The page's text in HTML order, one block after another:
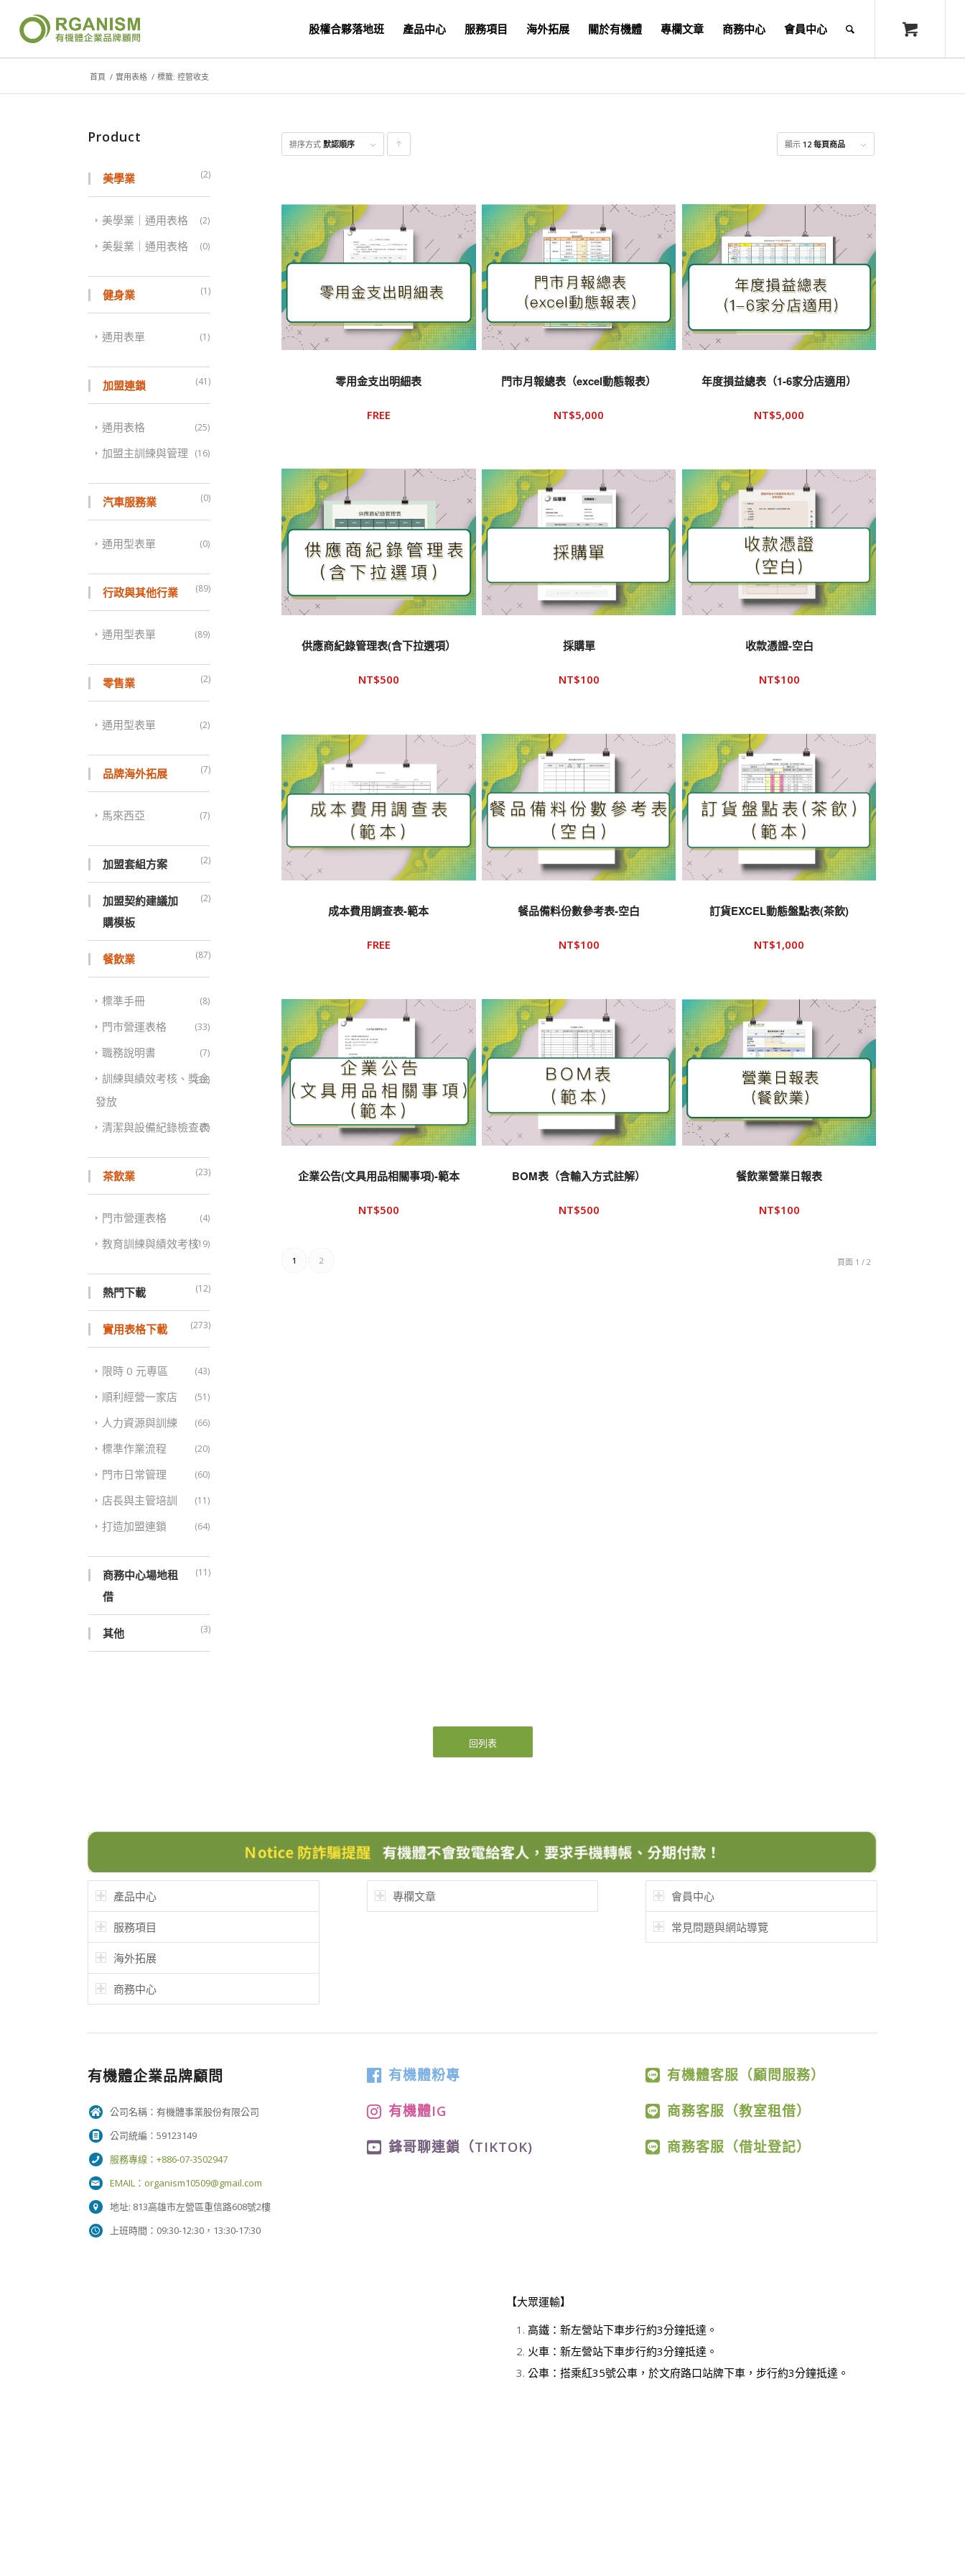
股權合夥落地班 產品中心 服務項目 海外拓展 關於有機體 專欄文章 商務中心 會員中心
首頁 / 實用表格 / 標籤: 控管收支
排序方式 默認順序 顯示 12 每頁商品
零用金支出明細表
FREE
門市月報總表（excel動態報表）
NT$5,000
年度損益總表（1-6家分店適用）
NT$5,000
供應商紀錄管理表(含下拉選項）
NT$500
採購單
NT$100
收款憑證-空白
NT$100
成本費用調查表-範本
FREE
餐品備料份數參考表-空白
NT$100
訂貨EXCEL動態盤點表(茶飲)
NT$1,000
企業公告(文具用品相關事項)-範本
NT$500
BOM表（含輸入方式註解）
NT$500
餐飲業營業日報表
NT$100
頁面 1 / 2
1 2
Product
美學業 (2)
美學業｜通用表格 (2)
美髮業｜通用表格 (0)
健身業 (1)
通用表單 (1)
加盟連鎖 (41)
通用表格 (25)
加盟主訓練與管理 (16)
汽車服務業 (0)
通用型表單 (0)
行政與其他行業 (89)
通用型表單 (89)
零售業 (2)
通用型表單 (2)
品牌海外拓展 (7)
馬來西亞 (7)
加盟套組方案 (2)
加盟契約建議加
購模板
(2)
餐飲業 (87)
標準手冊 (8)
門市營運表格 (33)
職務說明書 (7)
訓練與績效考核、獎金
發放
(32)
清潔與設備紀錄檢查表
(7)
茶飲業 (23)
門市營運表格 (4)
教育訓練與績效考核(19)
熱門下載 (12)
實用表格下載 (273)
限時 0 元專區 (43)
順利經營一家店 (51)
人力資源與訓練 (66)
標準作業流程 (20)
門市日常管理 (60)
店長與主管培訓 (11)
打造加盟連鎖 (64)
商務中心場地租
借
(11)
其他 (3)
回列表
產品中心
服務項目
海外拓展
商務中心
專欄文章 會員中心
常見問題與網站導覽
有機體企業品牌顧問
公司名稱：有機體事業股份有限公司
公司統編：59123149
服務專線：+886-07-3502947
EMAIL： organism10509@gmail.com
地址: 813高雄市左營區重信路608號2樓
上班時間：09:30-12:30，13:30-17:30
有機體粉專
有機體IG
鋒哥聊連鎖（TIKTOK)
有機體客服（顧問服務）
商務客服（教室租借）
商務客服（借址登記）
【大眾運輸】
高鐵：新左營站下車步行約3分鐘抵達。
火車：新左營站下車步行約3分鐘抵達。
公車：搭乘紅35號公車，於文府路口站牌下車，步行約3分鐘抵達。